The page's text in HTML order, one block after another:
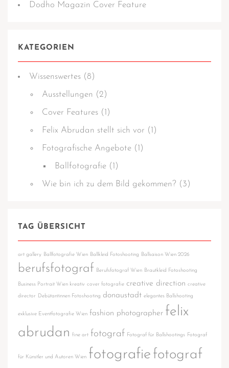
Dodho Magazin Cover Feature
KATEGORIEN
Wissens­­wertes (8)
Ausstellungen (2)
Cover Features (1)
Felix Abrudan stellt sich vor (1)
Fotografische Angebote (1)
Ballfotografie (1)
Wie bin ich zu dem Bild gekommen? (3)
TAG ÜBERSICHT
art gallery Ballfotografie Wien Ballkleid Fotoshooting Ballsaison Wien 2026
berufsfotograf Berufsfotograf Wien Brautkleid Fotoshooting
Business Portrait Wien kreativ cover fotografie creative direction creative
director Debütantinnen Fotoshooting donaustadt elegantes Ballshooting
exklusive Eventfotografie Wien fashion photographer felix
abrudan
fine art fotograf Fotograf für Ballshootings Fotograf
für Künstler und Autoren Wien fotografie fotograf